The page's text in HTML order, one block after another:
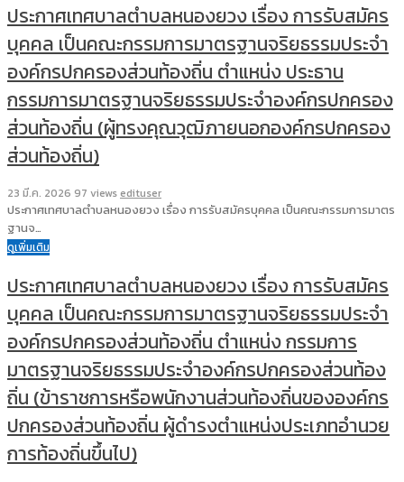
ประกาศเทศบาลตำบลหนองยวง เรื่อง การรับสมัคร
บุคคล เป็นคณะกรรมการมาตรฐานจริยธรรมประจำ
องค์กรปกครองส่วนท้องถิ่น ตำแหน่ง ประธาน
กรรมการมาตรฐานจริยธรรมประจำองค์กรปกครอง
ส่วนท้องถิ่น (ผู้ทรงคุณวุฒิภายนอกองค์กรปกครอง
ส่วนท้องถิ่น)
23 มี.ค. 2026 97 views edituser
ประกาศเทศบาลตำบลหนองยวง เรื่อง การรับสมัครบุคคล เป็นคณะกรรมการมาตร
ฐานจ…
ดูเพิ่มเติม
ประกาศเทศบาลตำบลหนองยวง เรื่อง การรับสมัคร
บุคคล เป็นคณะกรรมการมาตรฐานจริยธรรมประจำ
องค์กรปกครองส่วนท้องถิ่น ตำแหน่ง กรรมการ
มาตรฐานจริยธรรมประจำองค์กรปกครองส่วนท้อง
ถิ่น (ข้าราชการหรือพนักงานส่วนท้องถิ่นขององค์กร
ปกครองส่วนท้องถิ่น ผู้ดำรงตำแหน่งประเภทอำนวย
การท้องถิ่นขึ้นไป)